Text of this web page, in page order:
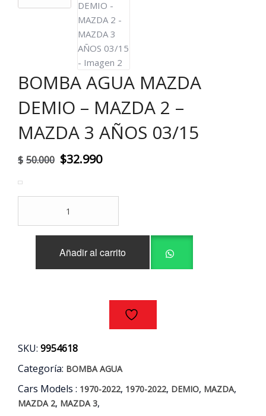
BOMBA AGUA MAZDA
DEMIO – MAZDA 2 –
MAZDA 3 AÑOS 03/15
$ 50.000 El
original
era:
$50.000.
$32.990El
actual
$32.990.
MAZDA
cantidad
Añadir al carrito
SKU: 9954618
Categoría: BOMBA AGUA
Cars Models : 1970-2022, 1970-2022, DEMIO, MAZDA,
MAZDA 2, MAZDA 3,